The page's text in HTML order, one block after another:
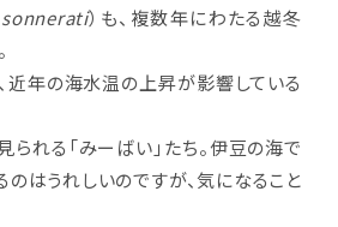
）も、複数年にわたる越冬
近年の海水温の上昇が影響している
れる「みーばい」たち。伊豆の海で
のはうれしいのですが、気になること